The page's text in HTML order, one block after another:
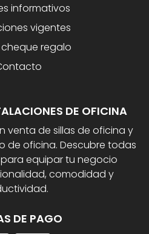
DE OFICINA
venta de sillas de oficina y
de oficina. Descubre todas
equipar tu negocio
comodidad y
DE PAGO
informativos
vigentes
regalo